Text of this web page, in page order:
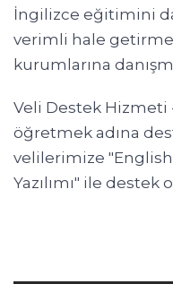
İngilizce eğitimini
verimli hale
kurumlarına
Veli Destek Hizmeti
öğretmek adına
velilerimize
Yazılımı" ile destek